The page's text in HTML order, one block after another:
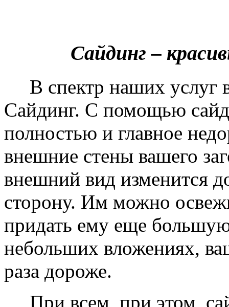
Сайдинг –
В спектр наших услуг
Сайдинг. С помощью
полностью и главное
внешние стены вашего
внешний вид изменится
сторону. Им можно
придать ему еще
небольших вложениях,
раза дороже.
При всем, при этом,